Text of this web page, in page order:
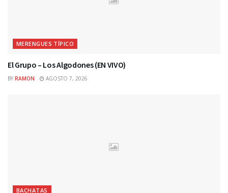
MERENGUES TÍPICO
El Grupo – Los Algodones (EN VIVO)
BY RAMON AGOSTO 7, 2026
BACHATAS